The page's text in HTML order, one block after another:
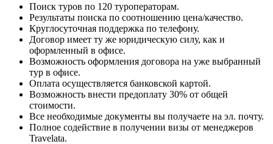
Поиск туров по 120 туроператорам.
Результаты поиска по соотношению цена/качество.
Круглосуточная поддержка по телефону.
Договор имеет ту же юридическую силу, как и
оформленный в офисе.
Возможность оформления договора на уже выбранный
тур в офисе.
Оплата осуществляется банковской картой.
Возможность внести предоплату 30% от общей
стоимости.
Все необходимые документы вы получаете на эл. почту.
Полное содействие в получении визы от менеджеров
Travelata.